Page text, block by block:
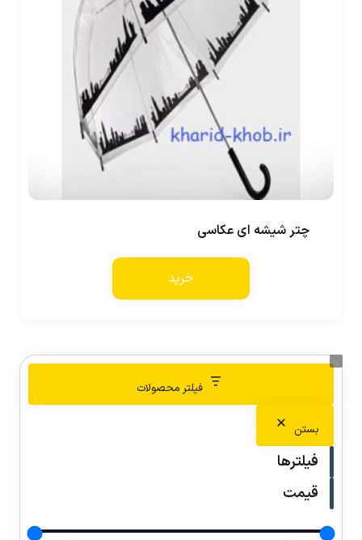
چتر شیشه ای عکاسی
خرید
فیلتر محصولات
بستن
فیلترها
قیمت